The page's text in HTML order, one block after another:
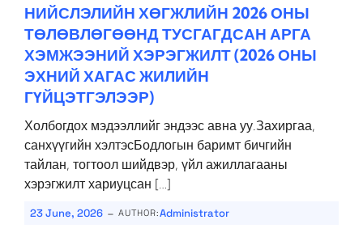
НИЙСЛЭЛИЙН ХӨГЖЛИЙН 2026 ОНЫ
ТӨЛӨВЛӨГӨӨНД ТУСГАГДСАН АРГА
ХЭМЖЭЭНИЙ ХЭРЭГЖИЛТ (2026 ОНЫ
ЭХНИЙ ХАГАС ЖИЛИЙН
ГҮЙЦЭТГЭЛЭЭР)
Холбогдох мэдээллийг эндээс авна уу.Захиргаа,
санхүүгийн хэлтэсБодлогын баримт бичгийн
тайлан, тогтоол шийдвэр, үйл ажиллагааны
хэрэгжилт хариуцсан […]
23 June, 2026 - AUTHOR:Administrator